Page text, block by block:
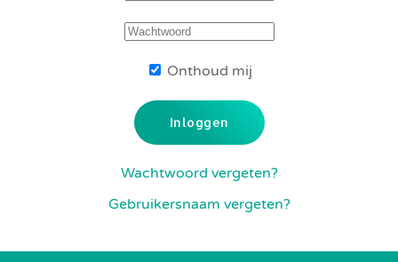
Onthoud mij
Inloggen
Wachtwoord vergeten?
Gebruikersnaam vergeten?